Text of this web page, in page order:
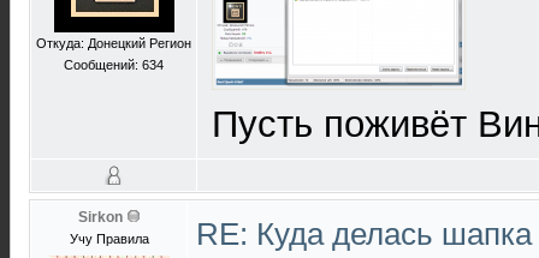
Откуда: Донецкий Регион
Сообщений: 634
Пусть поживёт
Sirkon
Учу Правила
RE: Куда делась